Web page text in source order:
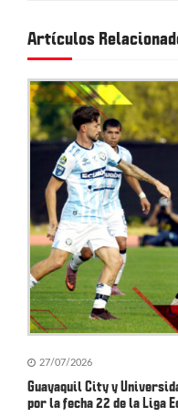
i
ó
n
e
n
t
r
d
Artículos
27/07/2026
Guayaquil City y
por la fecha 22 de la Liga